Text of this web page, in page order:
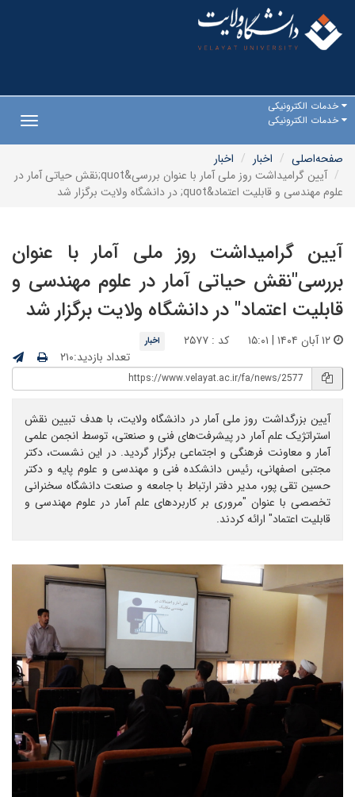
خدمات الکترونیکی
خدمات الکترونیکی
صفحه‌اصلی
اخبار
اخبار
آیین گرامیداشت روز ملی آمار با عنوان بررسی&quot;نقش حیاتی آمار در
علوم مهندسی و قابلیت اعتماد&quot; در دانشگاه ولایت برگزار شد
آیین گرامیداشت روز ملی آمار با عنوان
بررسی"نقش حیاتی آمار در علوم مهندسی و
قابلیت اعتماد" در دانشگاه ولایت برگزار شد
کد : ۲۵۷۷ اخبار
تعداد بازدید:۲۱۰
آیین بزرگداشت روز ملی آمار در دانشگاه ولایت، با هدف تبیین نقش
استراتژیک علم آمار در پیشرفت‌های فنی و صنعتی، توسط انجمن علمی
آمار و معاونت فرهنگی و اجتماعی برگزار گردید. در این نشست، دکتر
مجتبی اصفهانی، رئیس دانشکده فنی و مهندسی و علوم پایه و دکتر
حسین تقی پور، مدیر دفتر ارتباط با جامعه و صنعت دانشگاه سخنرانی
تخصصی با عنوان "مروری بر کاربردهای علم آمار در علوم مهندسی و
قابلیت اعتماد" ارائه کردند.